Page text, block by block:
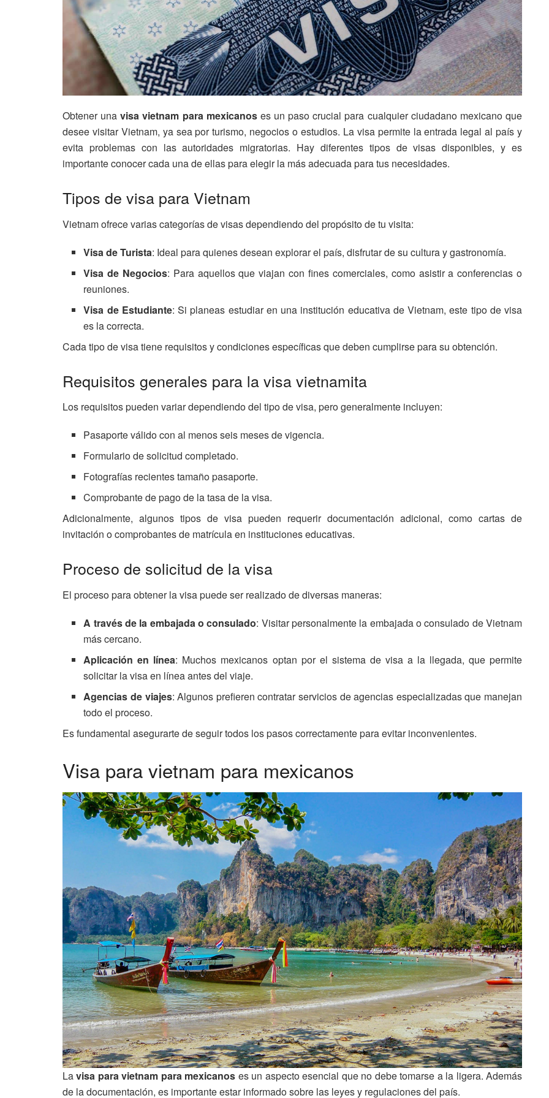
Obtener unavisa vietnam para mexicanoses un paso crucial para cualquier ciudadano mexicano que
desee visitar Vietnam, ya sea por turismo, negocios o estudios. La visa permite la entrada legal al país y
evita problemas con las autoridades migratorias. Hay diferentes tipos de visas disponibles, y es
importante conocer cada una de ellas para elegir la más adecuada para tus necesidades.
Tipos de visa para Vietnam
Vietnam ofrece varias categorías de visas dependiendo del propósito de tu visita:
Visa de Turista: Ideal para quienes desean explorar el país, disfrutar de su cultura y gastronomía.
Visa de Negocios: Para aquellos que viajan con fines comerciales, como asistir a conferencias o
reuniones.
Visa de Estudiante: Si planeas estudiar en una institución educativa de Vietnam, este tipo de visa
es la correcta.
Cada tipo de visa tiene requisitos y condiciones específicas que deben cumplirse para su obtención.
Requisitos generales para la visa vietnamita
Los requisitos pueden variar dependiendo del tipo de visa, pero generalmente incluyen:
Pasaporte válido con al menos seis meses de vigencia.
Formulario de solicitud completado.
Fotografías recientes tamaño pasaporte.
Comprobante de pago de la tasa de la visa.
Adicionalmente, algunos tipos de visa pueden requerir documentación adicional, como cartas de
invitación o comprobantes de matrícula en instituciones educativas.
Proceso de solicitud de la visa
El proceso para obtener la visa puede ser realizado de diversas maneras:
A través de la embajada o consulado: Visitar personalmente la embajada o consulado de Vietnam
más cercano.
Aplicación en línea: Muchos mexicanos optan por el sistema de visa a la llegada, que permite
solicitar la visa en línea antes del viaje.
Agencias de viajes: Algunos prefieren contratar servicios de agencias especializadas que manejan
todo el proceso.
Es fundamental asegurarte de seguir todos los pasos correctamente para evitar inconvenientes.
Visa para vietnam para mexicanos
Lavisa para vietnam para mexicanos es un aspecto esencial que no debe tomarse a la ligera. Además
de la documentación, es importante estar informado sobre las leyes y regulaciones del país.